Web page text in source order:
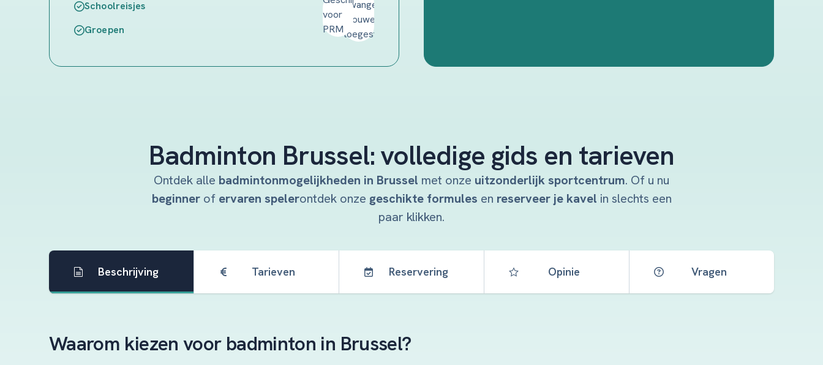
Schoolreisjes
Groepen
Badminton Brussel: volledige gids en tarieven
Ontdek alle badmintonmogelijkheden in Brussel met onze uitzonderlijk sportcentrum. Of u nu
beginnerof ervaren spelerontdek onze geschikte formules en reserveer je kavel in slechts een
paar klikken.
Beschrijving Tarieven Reservering Opinie Vragen
Waarom kiezen voor badminton in Brussel?